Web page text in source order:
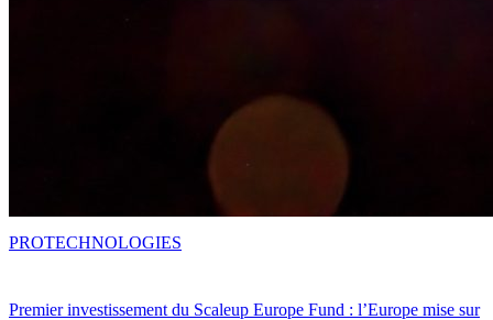
Premier investissement du Scaleup Europe Fund : l’Europe mise sur
PROTECHNOLOGIES